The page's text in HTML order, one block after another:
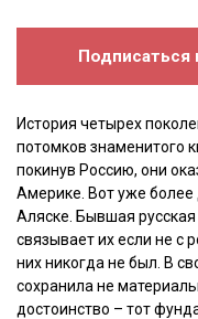
Подписаться
История четырех
потомков знаменитого
покинув Россию, они
Америке. Вот уже более
Аляске. Бывшая
связывает их если не с
них никогда не был. В
сохранила не
достоинство – тот